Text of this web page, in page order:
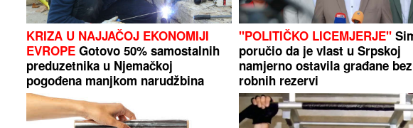
KRIZA U NAJJAČOJ EKONOMIJI
EVROPE Gotovo 50% samostalnih
preduzetnika u Njemačkoj
pogođena manjkom narudžbina
"POLITIČKO LICEMJERJE"
poručio da je vlast u Srpskoj
namjerno ostavila građane bez
robnih rezervi